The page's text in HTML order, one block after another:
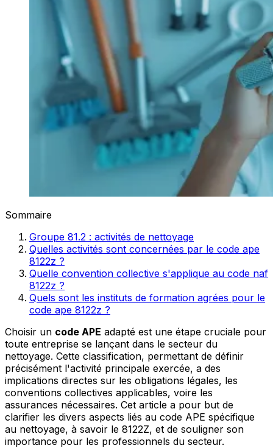
Sommaire
Groupe 81.2 : activités de nettoyage
Quelles activités sont concernées par le code ape
8122z ?
Quelle convention collective s'applique au code naf
8122z ?
Quels sont les instituts de formation agrées pour le
code ape 8122z ?
Choisir un code APE adapté est une étape cruciale pour
toute entreprise se lançant dans le secteur du
nettoyage. Cette classification, permettant de définir
précisément l'activité principale exercée, a des
implications directes sur les obligations légales, les
conventions collectives applicables, voire les
assurances nécessaires. Cet article a pour but de
clarifier les divers aspects liés au code APE spécifique
au nettoyage, à savoir le 8122Z, et de souligner son
importance pour les professionnels du secteur.